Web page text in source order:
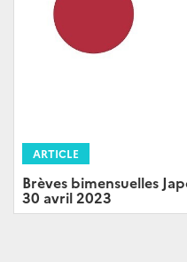
ARTICLE
Brèves bimensuelles
30 avril 2023